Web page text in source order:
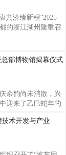
持续强化兴发铝业
能制造升级和全球
争力。兴发铝业建
升级方面，顺利
稳步提升。
共济臻新程”2025
的浙江湖州隆重召
、经销商代表、合
一堂，携手研讨发
畅谈未来蓝图。
部博物馆揭幕仪式
余韵尚未消散，兴
迎来了乙巳蛇年的
启了2025年的新征
炮整齐环绕排列，
年奋斗的序幕。随
纷聚集在空旷区
术开发与产业